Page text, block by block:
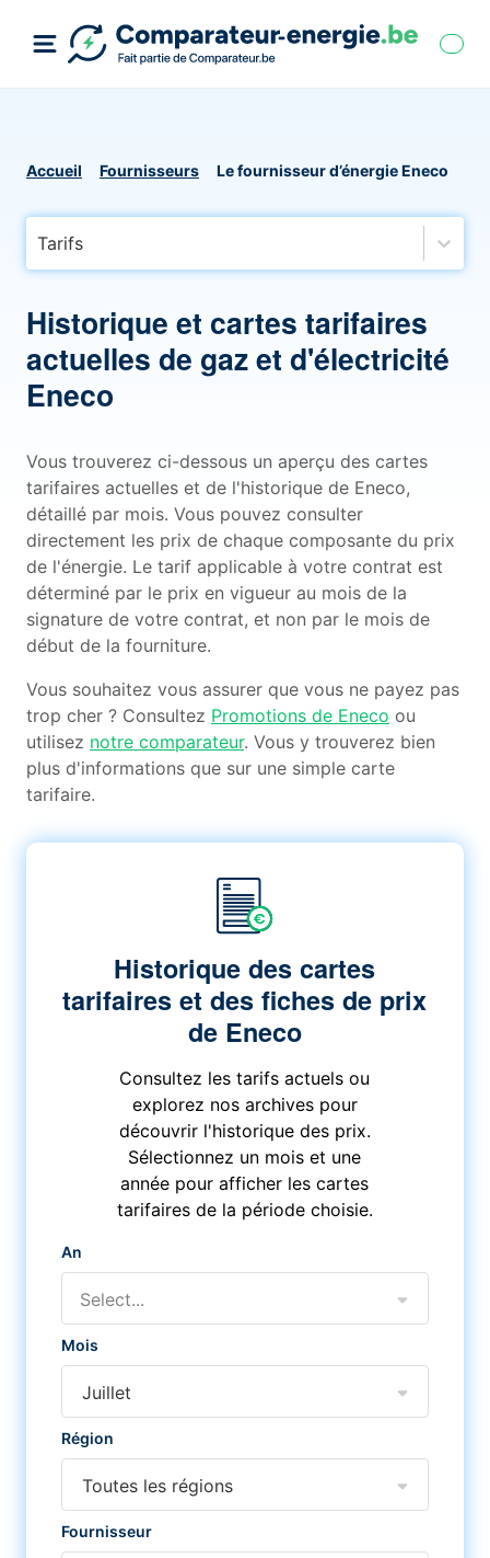
Accueil Fournisseurs Le fournisseur d’énergie Eneco
Tarifs
Historique et cartes tarifaires
actuelles de gaz et d'électricité
Eneco
Vous trouverez ci-dessous un aperçu des cartes
tarifaires actuelles et de l'historique de Eneco,
détaillé par mois. Vous pouvez consulter
directement les prix de chaque composante du prix
de l'énergie. Le tarif applicable à votre contrat est
déterminé par le prix en vigueur au mois de la
signature de votre contrat, et non par le mois de
début de la fourniture.
Vous souhaitez vous assurer que vous ne payez pas
trop cher ? Consultez Promotions de Eneco ou
utilisez notre comparateur. Vous y trouverez bien
plus d'informations que sur une simple carte
tarifaire.
Historique des cartes
tarifaires et des fiches de prix
de Eneco
Consultez les tarifs actuels ou
explorez nos archives pour
découvrir l'historique des prix.
Sélectionnez un mois et une
année pour afficher les cartes
tarifaires de la période choisie.
An
Select...
Mois
Juillet
Région
Toutes les régions
Fournisseur